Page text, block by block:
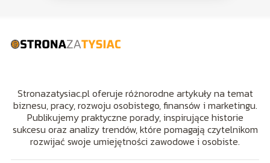
Stronazatysiac.pl oferuje różnorodne artykuły na temat
biznesu, pracy, rozwoju osobistego, finansów i marketingu.
Publikujemy praktyczne porady, inspirujące historie
sukcesu oraz analizy trendów, które pomagają czytelnikom
rozwijać swoje umiejętności zawodowe i osobiste.